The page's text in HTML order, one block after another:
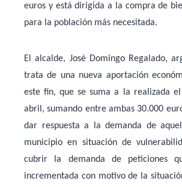
euros y está dirigida a la compra de
para la población más necesitada.
El alcalde, José Domingo Regalado,
trata de una nueva aportación
este fin, que se suma a la realizada
abril, sumando entre ambas 30.000
dar respuesta a la demanda de
municipio en situación de
cubrir la demanda de peticiones
incrementada con motivo de la